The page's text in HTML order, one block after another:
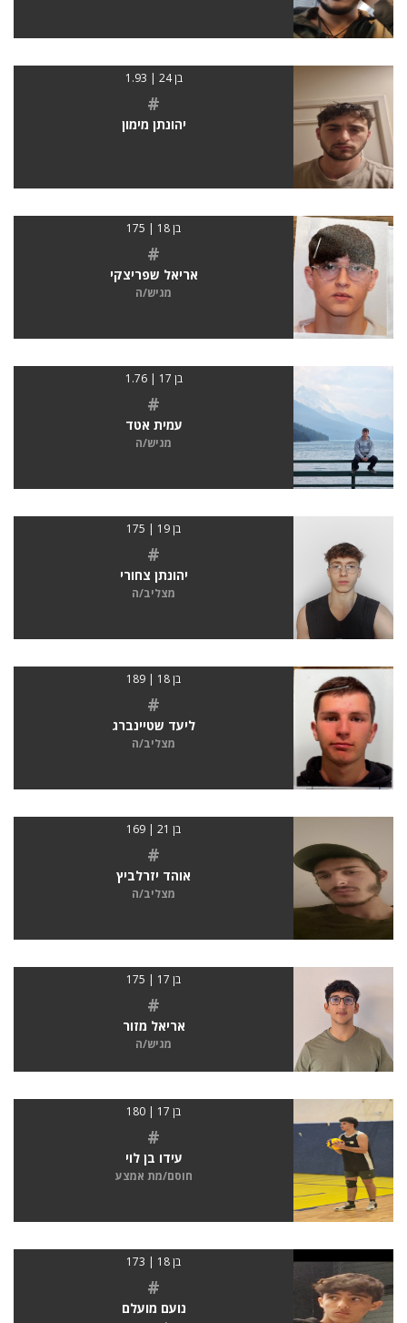
בן 24 | 1.93
#
יהונתן מימון
בן 18 | 175
#
אריאל שפריצקי
מגיש/ה
בן 17 | 1.76
#
עמית אטד
מגיש/ה
בן 19 | 175
#
יהונתן צחורי
מצליב/ה
בן 18 | 189
#
ליעד שטיינברג
מצליב/ה
בן 21 | 169
#
אוהד יזרלביץ
מצליב/ה
בן 17 | 175
#
אריאל מזור
מגיש/ה
בן 17 | 180
#
עידו בן לוי
חוסם/מת אמצע
בן 18 | 173
#
נועם מועלם